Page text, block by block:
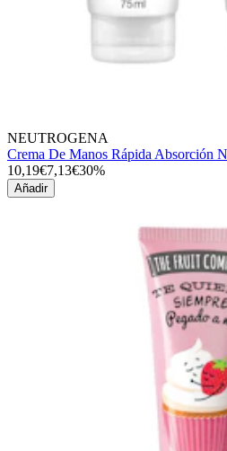
NEUTROGENA
Crema De Manos Rápida Absorción
10,19€7,13€30%
Añadir